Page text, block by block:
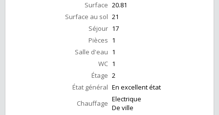
Surface 20.81
Surface au sol 21
Séjour 17
Pièces 1
Salle d'eau 1
WC 1
Étage 2
État général En excellent état
Chauffage Electrique
De ville